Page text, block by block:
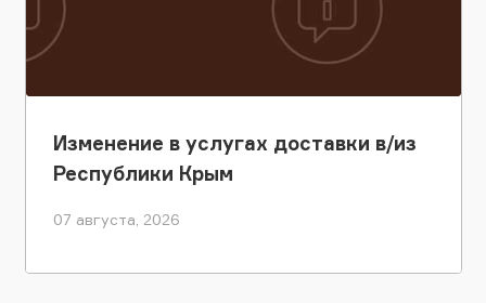
Изменение в услугах доставки в/из
Республики Крым
07 августа, 2026